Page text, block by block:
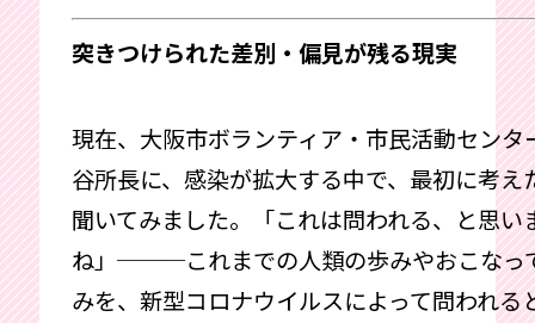
突きつけられた差別・偏見が残る現実
現在、大阪市ボランティア・市民活動センタ
谷所長に、感染が拡大する中で、最初に考え
聞いてみました。「これは問われる、と思い
ね」───これまでの人類の歩みやおこなっ
みを、新型コロナウイルスによって問われる